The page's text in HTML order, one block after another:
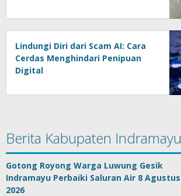
Lindungi Diri dari Scam AI: Cara
Cerdas Menghindari Penipuan
Digital
Berita Kabupaten Indramayu
Gotong Royong Warga Luwung Gesik
Indramayu Perbaiki Saluran Air 8 Agustus
2026